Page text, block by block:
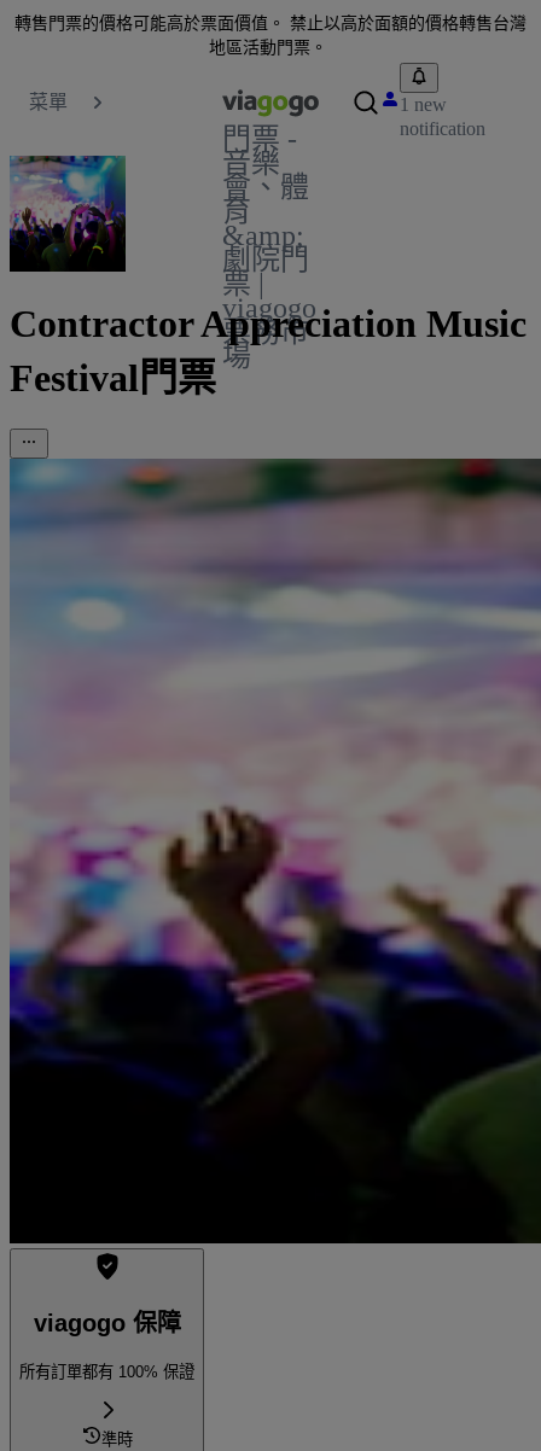
轉售門票的價格可能高於票面價值。 禁止以高於面額的價格轉售台灣
地區活動門票。
菜單
門票 -
音樂
會、體
育
&amp;
劇院門
票 |
viagogo
票務市
場
1 new
notification
Contractor Appreciation Music
Festival門票
viagogo 保障
所有訂單都有 100% 保證
準時